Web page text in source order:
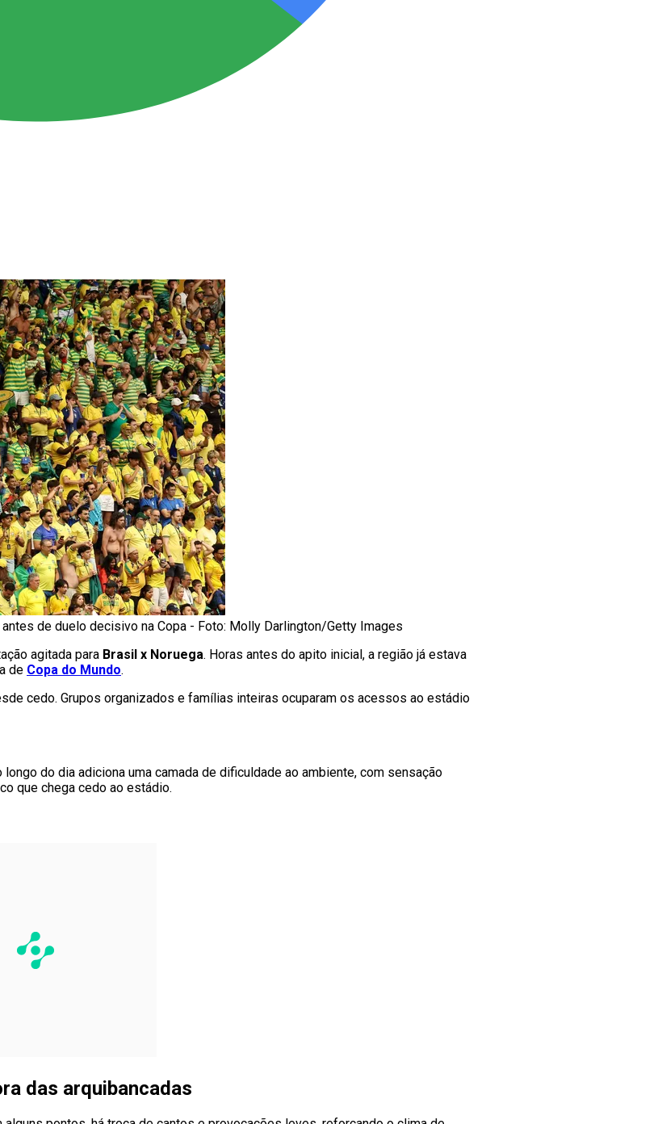
de duelo decisivo na Copa - Foto: Molly Darlington/Getty Images
agitada para Brasil x Noruega. Horas antes do apito inicial, a região já estava
de Copa do Mundo.
cedo. Grupos organizados e famílias inteiras ocuparam os acessos ao estádio
do dia adiciona uma camada de dificuldade ao ambiente, com sensação
que chega cedo ao estádio.
das arquibancadas